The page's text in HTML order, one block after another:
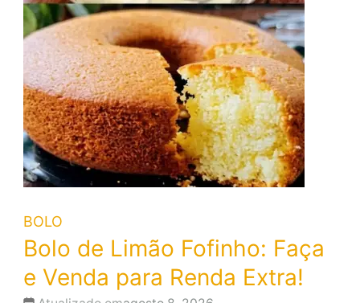
BOLO
Bolo de Limão Fofinho: Faça
e Venda para Renda Extra!